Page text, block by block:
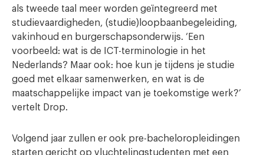
als tweede taal meer worden geïntegreerd met
studievaardigheden, (studie)loopbaanbegeleiding,
vakinhoud en burgerschapsonderwijs. ‘Een
voorbeeld: wat is de ICT-terminologie in het
Nederlands? Maar ook: hoe kun je tijdens je studie
goed met elkaar samenwerken, en wat is de
maatschappelijke impact van je toekomstige werk?’
vertelt Drop.
Volgend jaar zullen er ook pre-bacheloropleidingen
starten gericht op vluchtelingstudenten met een